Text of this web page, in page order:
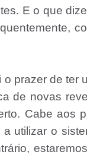
E o que
prazer de ter
de novas
Cabe aos
utilizar o